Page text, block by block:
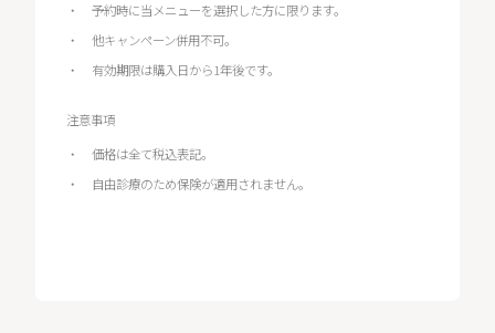
予約時に当メニューを選択した方に限ります。
他キャンペーン併用不可。
有効期限は購入日から1年後です。
注意事項
価格は全て税込表記。
自由診療のため保険が適用されません。